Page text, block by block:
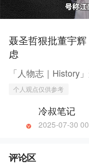
聂圣哲狠批董宇
虑
个人观点仅供参考
冷叔笔记
2025-07-30
评论区